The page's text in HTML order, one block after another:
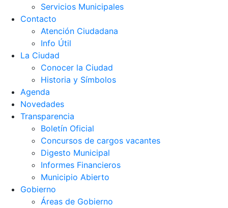
Servicios Municipales
Contacto
Atención Ciudadana
Info Útil
La Ciudad
Conocer la Ciudad
Historia y Símbolos
Agenda
Novedades
Transparencia
Boletín Oficial
Concursos de cargos vacantes
Digesto Municipal
Informes Financieros
Municipio Abierto
Gobierno
Áreas de Gobierno